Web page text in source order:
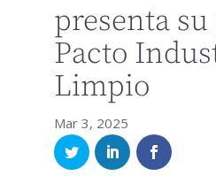
presenta
Pacto
Limpio
Mar 3, 2025